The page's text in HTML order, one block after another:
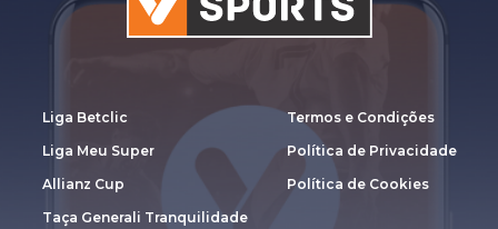
Liga Betclic
Liga Meu Super
Allianz Cup
Taça Generali Tranquilidade
Termos e Condições
Política de Privacidade
Política de Cookies